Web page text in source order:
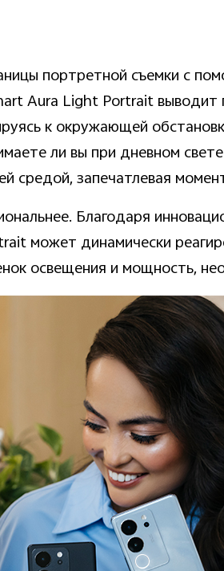
портретной съемки с
Aura Light Portrait выводит
к окружающей
ли вы при дневном
запечатлевая
Благодаря
может динамически
освещения и мощность,